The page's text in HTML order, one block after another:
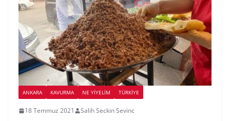
ANKARA KAVURMA NE YİYELİM TÜRKIYE
18 Temmuz 2021 Salih Seckin Sevinc